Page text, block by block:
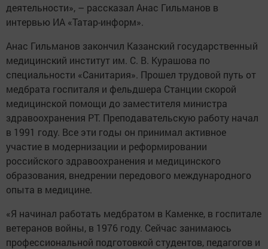
деятельности», – рассказал Анас Гильманов в
интервью ИА «Татар-информ».
Анас Гильманов закончил Казанский государственный
медицинский институт им. С. В. Курашова по
специальности «Санитария». Прошел трудовой путь от
медбрата госпиталя и фельдшера Станции скорой
медицинской помощи до заместителя министра
здравоохранения РТ. Преподавательскую работу начал
в 1991 году. Все эти годы он принимал активное
участие в модернизации и реформировании
российского здравоохранения и медицинского
образования, внедрении передового международного
опыта в медицине.
«Я начинал работать медбратом в Каменке, в госпитале
ветеранов войны, в 1976 году. Сейчас занимаюсь
профессиональной подготовкой студентов, педагогов и